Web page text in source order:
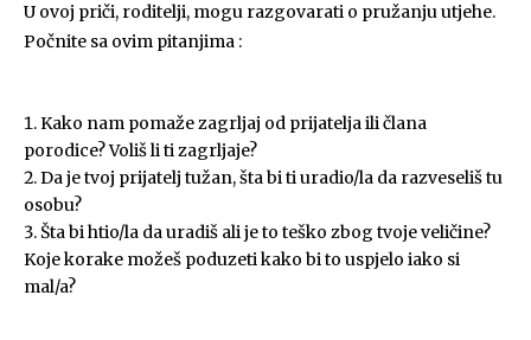
U ovoj priči, roditelji, mogu razgovarati o pružanju utjehe.
Počnite sa ovim pitanjima :
Kako nam pomaže zagrljaj od prijatelja ili člana
porodice? Voliš li ti zagrljaje?
Da je tvoj prijatelj tužan, šta bi ti uradio/la da razveseliš tu
osobu?
Šta bi htio/la da uradiš ali je to teško zbog tvoje veličine?
Koje korake možeš poduzeti kako bi to uspjelo iako si
mal/a?